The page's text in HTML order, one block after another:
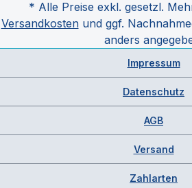
* Alle Preise exkl. gesetzl.
Versandkostenund ggf.
anders
Impressum
Datenschutz
AGB
Versand
Zahlarten